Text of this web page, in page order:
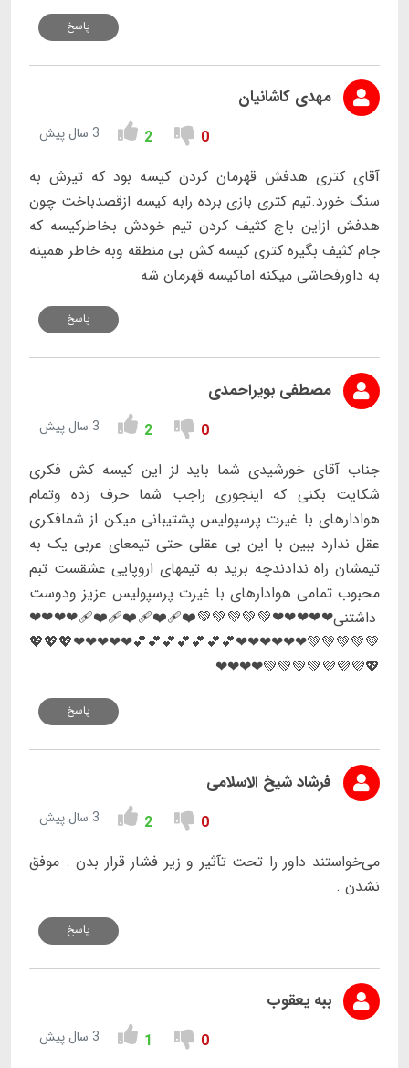
پاسخ
مهدی کاشانیان
0
2 3 سال پیش
آقای کتری هدفش قهرمان کردن کیسه بود که تیرش به
سنگ خورد.تیم کتری بازی برده رابه کیسه ازقصدباخت چون
هدفش ازاین باج کثیف کردن تیم خودش بخاطرکیسه که
جام کثیف بگیره کتری کیسه کش بی منطقه وبه خاطر همینه
به داورفحاشی میکنه اماکیسه قهرمان شه
پاسخ
مصطفی بویراحمدی
0
2 3 سال پیش
جناب آقای خورشیدی شما باید لز این کیسه کش فکری
شکایت بکنی که اینجوری راجب شما حرف زده وتمام
هوادارهای با غیرت پرسپولیس پشتیبانی میکن از شمافکری
عقل ندارد ببین با این بی عقلی حتی تیمعای عربی یک به
تیمشان راه ندادندچه برید به تیمهای اروپایی عشقست تبم
محبوب تمامی هوادارهای با غیرت پرسپولیس عزیز ودوست
داشتنی❤❤❤❤❤💚💚💚💚💚❤️‍🩹❤️‍🩹❤️‍🩹❤️‍🩹❤❤❤❤
💚💚💚💚💚❤❤❤❤❤❤💕💕💕💕💕💕💕❤❤❤❤❤💖💖💖
💖💜💜💜💚💚💚💚❤❤❤❤
پاسخ
فرشاد شیخ الاسلامی
0
2 3 سال پیش
می‌خواستند داور را تحت تآثیر و زیر فشار قرار بدن . موفق
نشدن .
پاسخ
ببه یعقوب
0
1 3 سال پیش